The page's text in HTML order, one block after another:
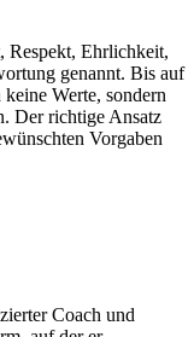
Respekt, Ehrlichkeit,
genannt. Bis auf
Werte, sondern
Der richtige Ansatz
Vorgaben
Coach und